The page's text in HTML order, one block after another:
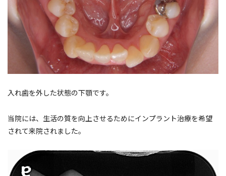
入れ歯を外した状態の下顎です。
当院には、生活の質を向上させるためにインプラント治療を希望
されて来院されました。